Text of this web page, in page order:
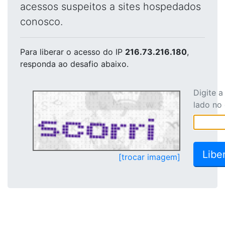
acessos suspeitos a sites hospedados
conosco.
Para liberar o acesso do IP 216.73.216.180,
responda ao desafio abaixo.
[trocar imagem]
Digite
lado no